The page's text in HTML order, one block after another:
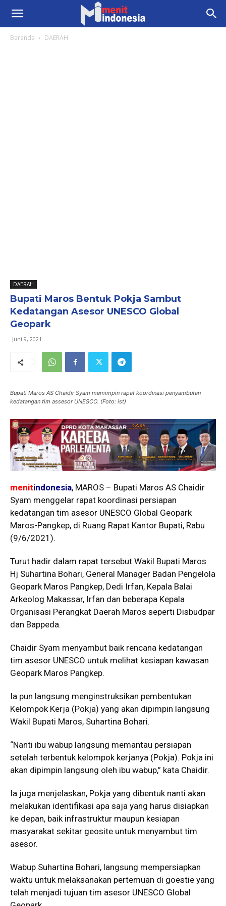
Beranda DAERAH
DAERAH
Bupati Maros Bentuk Pokja Sambut
Kedatangan Asesor UNESCO Global
Geopark
Juni 9, 2021
Bupati Maros AS Chaidir Syam memimpin rapat koordinasi penyambutan
kedatangan tim assesor UNESCO. (Foto: ist)
menitindonesia, MAROS – Bupati Maros AS Chaidir
Syam menggelar rapat koordinasi persiapan
kedatangan tim asesor UNESCO Global Geopark
Maros-Pangkep, di Ruang Rapat Kantor Bupati, Rabu
(9/6/2021).
Turut hadir dalam rapat tersebut Wakil Bupati Maros
Hj Suhartina Bohari, General Manager Badan Pengelola
Geopark Maros Pangkep, Dedi Irfan, Kepala Balai
Arkeolog Makassar, Irfan dan beberapa Kepala
Organisasi Perangkat Daerah Maros seperti Disbudpar
dan Bappeda.
Chaidir Syam menyambut baik rencana kedatangan
tim asesor UNESCO untuk melihat kesiapan kawasan
Geopark Maros Pangkep.
Ia pun langsung menginstruksikan pembentukan
Kelompok Kerja (Pokja) yang akan dipimpin langsung
Wakil Bupati Maros, Suhartina Bohari.
“Nanti ibu wabup langsung memantau persiapan
setelah terbentuk kelompok kerjanya (Pokja). Pokja ini
akan dipimpin langsung oleh ibu wabup,” kata Chaidir.
Ia juga menjelaskan, Pokja yang dibentuk nanti akan
melakukan identifikasi apa saja yang harus disiapkan
ke depan, baik infrastruktur maupun kesiapan
masyarakat sekitar geosite untuk menyambut tim
asesor.
Wabup Suhartina Bohari, langsung mempersiapkan
waktu untuk melaksanakan pertemuan di goestie yang
telah menjadi tujuan tim asesor UNESCO Global